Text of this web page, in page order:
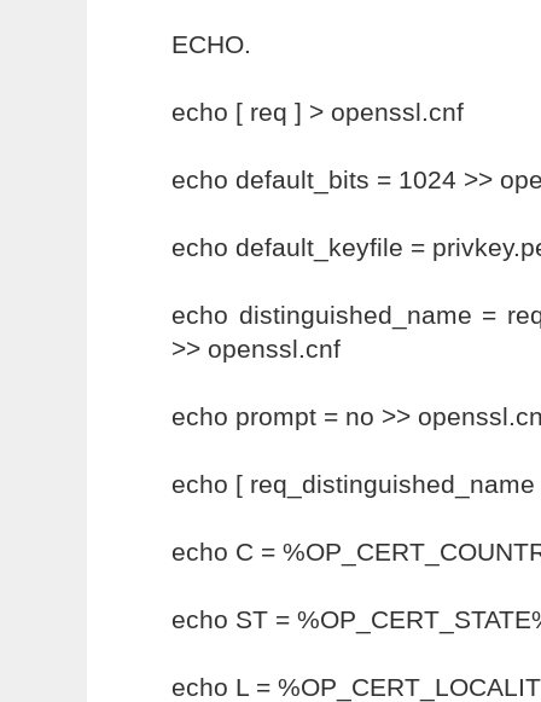
ECHO.
echo [ req ] > openssl.cnf
echo default_bits = 1024 >>
echo default_keyfile =
echo distinguished_name =
>> openssl.cnf
echo prompt = no >>
echo [
echo C =
echo ST =
echo L =